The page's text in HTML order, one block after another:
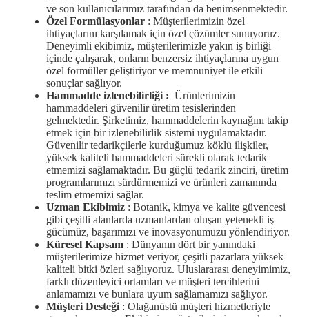
ve son kullanıcılarımız tarafından da benimsenmektedir.
Özel Formülasyonlar: Müşterilerimizin özel
ihtiyaçlarını karşılamak için özel çözümler sunuyoruz.
Deneyimli ekibimiz, müşterilerimizle yakın iş birliği
içinde çalışarak, onların benzersiz ihtiyaçlarına uygun
özel formüller geliştiriyor ve memnuniyet ile etkili
sonuçlar sağlıyor.
Hammadde izlenebilirliği : Ürünlerimizin
hammaddeleri güvenilir üretim tesislerinden
gelmektedir. Şirketimiz, hammaddelerin kaynağını takip
etmek için bir izlenebilirlik sistemi uygulamaktadır.
Güvenilir tedarikçilerle kurduğumuz köklü ilişkiler,
yüksek kaliteli hammaddeleri sürekli olarak tedarik
etmemizi sağlamaktadır. Bu güçlü tedarik zinciri, üretim
programlarımızı sürdürmemizi ve ürünleri zamanında
teslim etmemizi sağlar.
Uzman Ekibimiz: Botanik, kimya ve kalite güvencesi
gibi çeşitli alanlarda uzmanlardan oluşan yetenekli iş
gücümüz, başarımızı ve inovasyonumuzu yönlendiriyor.
Küresel Kapsam: Dünyanın dört bir yanındaki
müşterilerimize hizmet veriyor, çeşitli pazarlara yüksek
kaliteli bitki özleri sağlıyoruz. Uluslararası deneyimimiz,
farklı düzenleyici ortamları ve müşteri tercihlerini
anlamamızı ve bunlara uyum sağlamamızı sağlıyor.
Müşteri Desteği: Olağanüstü müşteri hizmetleriyle